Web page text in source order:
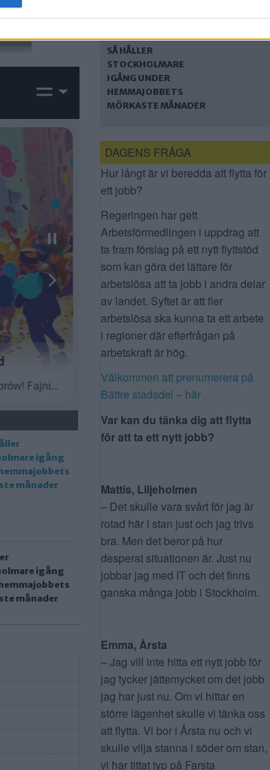
igång
månader
SÅ HÅLLER
STOCKHOLMARE
IGÅNG UNDER
HEMMAJOBBETS
MÖRKASTE MÅNADER
DAGENS FRÅGA
Hur långt är vi beredda att flytta för
ett jobb?
Regeringen har gett
Arbetsförmedlingen i uppdrag att
ta fram förslag på ett nytt flyttstöd
som kan göra det lättare för
arbetslösa att ta jobb i andra delar
av landet. Syftet är att fler
arbetslösa ska kunna ta ett arbete
i regioner där efterfrågan på
arbetskraft är hög.
Välkommen att prenumerera på
Bättre stadsdel – här
Var kan du tänka dig att flytta
för att ta ett nytt jobb?
Mattis, Liljeholmen
– Det skulle vara svårt för jag är
rotad här i stan just och jag trivs
bra. Men det beror på hur
desperat situationen är. Just nu
jobbar jag med IT och det finns
ganska många jobb i Stockholm.
Emma, Årsta
– Jag vill inte hitta ett nytt jobb för
jag tycker jättemycket om det jobb
jag har just nu. Om vi hittar en
större lägenhet skulle vi tänka oss
att flytta. Vi bor i Årsta nu och vi
skulle vilja stanna i söder om stan,
vi har tittat typ på Farsta